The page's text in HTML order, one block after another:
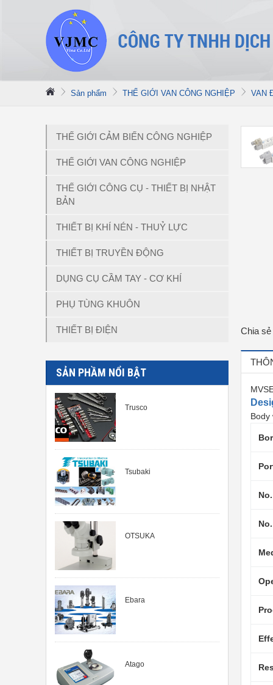
Sản phẩm THẾ GIỚI VAN CÔNG NGHIỆP VAN
THẾ GIỚI CẢM BIẾN CÔNG NGHIỆP
THẾ GIỚI VAN CÔNG NGHIỆP
THẾ GIỚI CÔNG CỤ - THIẾT BỊ NHẬT
BẢN
THIẾT BỊ KHÍ NÉN - THUỶ LỰC
THIẾT BỊ TRUYỀN ĐỘNG
DỤNG CỤ CẦM TAY - CƠ KHÍ
PHỤ TÙNG KHUÔN
THIẾT BỊ ĐIỆN
SẢN PHẦM NỔI BẬT
Trusco
Tsubaki
OTSUKA
Ebara
Atago
Chia
Body